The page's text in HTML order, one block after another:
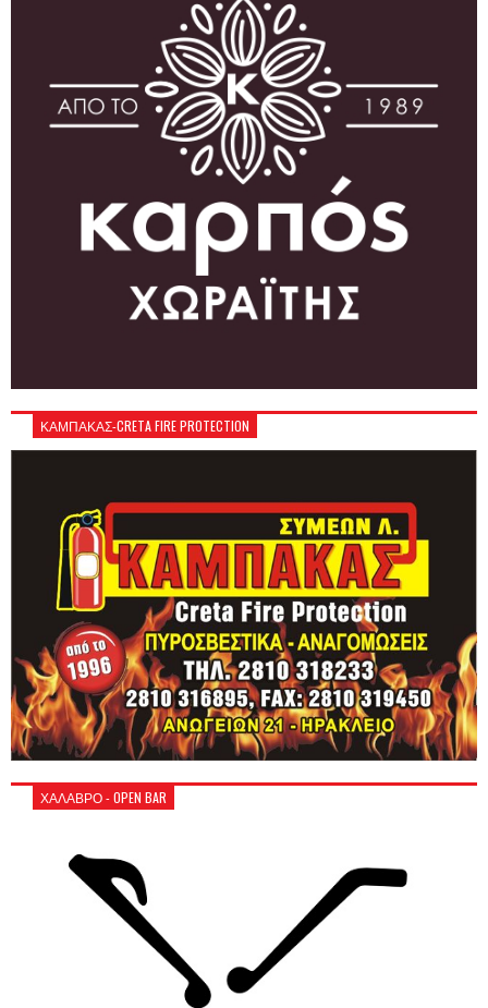
ΚΑΜΠΑΚΑΣ-CRETA FIRE PROTECTION
ΧΑΛΑΒΡΟ - OPEN BAR